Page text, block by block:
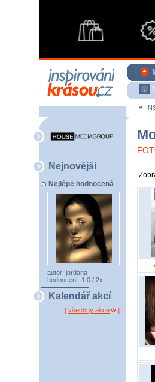
Nejnovější
Nejlépe hodnocená
autor: jordana
hodnocení: 1,0 / 2x
Kalendář akcí
[ všechny akce ]